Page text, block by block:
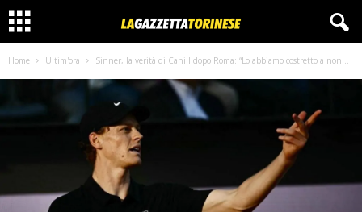
Home Ultim'ora Sinner, la verità di Cahill dopo Roma: “Lo abbiamo costretto a non...